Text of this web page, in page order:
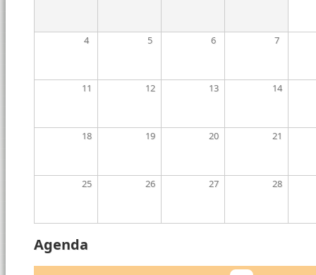
4 5 6 7
11 12 13 14
18 19 20 21
25 26 27 28
Agenda